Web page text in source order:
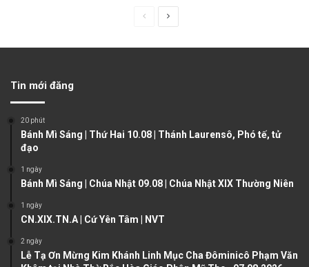
u
g
Tin mới đăng
20 phút
Bánh Mì Sáng | Thứ Hai 10.08 | Thánh Laurensô, Phó tế, tử
đạo
1 ngày
Bánh Mì Sáng | Chúa Nhật 09.08 | Chúa Nhật XIX Thường Niên
1 ngày
CN.XIX.TN.A | Cứ Yên Tâm | NVT
2 ngày
Lễ Tạ Ơn Mừng Kim Khánh Linh Mục Cha Đôminicô Phạm Văn